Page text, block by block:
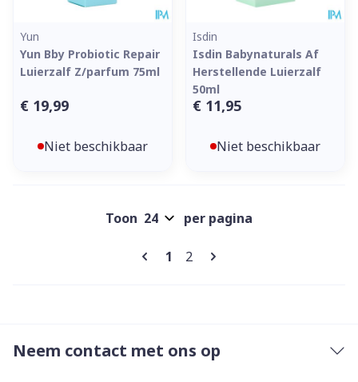
Yun
Yun Bby Probiotic Repair
Luierzalf Z/parfum 75ml
€ 19,99
Niet beschikbaar
Isdin
Isdin Babynaturals Af
Herstellende Luierzalf
50ml
€ 11,95
Niet beschikbaar
Pagina's
U lees momenteel pagina
1 Pagina
2
Toon per pagina
Neem contact met ons op